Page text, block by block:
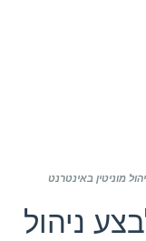
מוניטין באינטרנט
ניהול